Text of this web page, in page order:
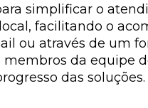
simplificar o
facilitando o
ou através de um
da equipe
das soluções.